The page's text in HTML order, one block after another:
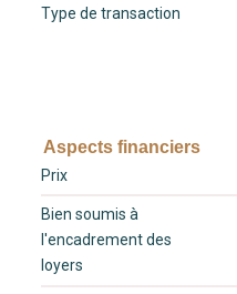
Type de transaction
Aspects financiers
Prix
Bien soumis à
l'encadrement des
loyers